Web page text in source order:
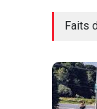
Faits